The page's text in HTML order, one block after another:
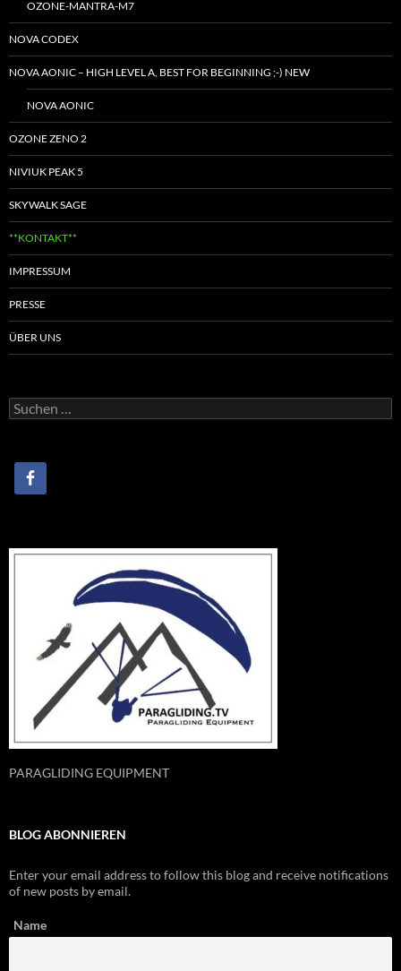
OZONE-MANTRA-M7
NOVA CODEX
NOVA AONIC – HIGH LEVEL A, BEST FOR BEGINNING ;-) NEW
NOVA AONIC
OZONE ZENO 2
NIVIUK PEAK 5
SKYWALK SAGE
**KONTAKT**
IMPRESSUM
PRESSE
ÜBER UNS
Suchen
nach:
PARAGLIDING EQUIPMENT
BLOG ABONNIEREN
Enter your email address to follow this blog and receive notifications
of new posts by email.
Name